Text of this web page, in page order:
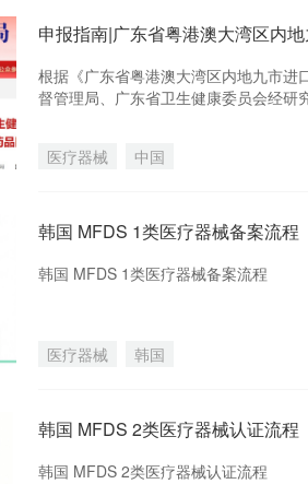
申报指南|广东省粤港澳大湾区内
根据《广东省粤港澳大湾区内地九市进
督管理局、广东省卫生健康委员会经研
医疗器械 中国
韩国 MFDS 1类医疗器械备案流程
韩国 MFDS 1类医疗器械备案流程
医疗器械 韩国
韩国 MFDS 2类医疗器械认证流程
韩国 MFDS 2类医疗器械认证流程